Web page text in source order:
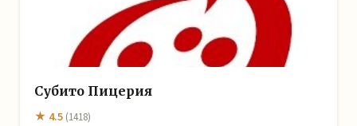
Субито Пицерия
★ 4.5 (1418)